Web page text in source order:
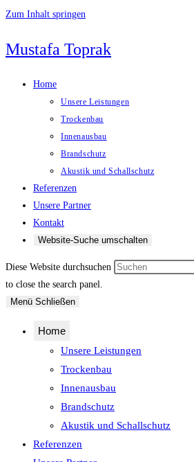
Zum Inhalt springen
Mustafa Toprak
Home
Unsere Leistungen
Trockenbau
Innenausbau
Brandschutz
Akustik und Schallschutz
Referenzen
Unsere Partner
Kontakt
Website-Suche umschalten
Diese Website durchsuchen
to close the search panel.
Menü Schließen
Home
Unsere Leistungen
Trockenbau
Innenausbau
Brandschutz
Akustik und Schallschutz
Referenzen